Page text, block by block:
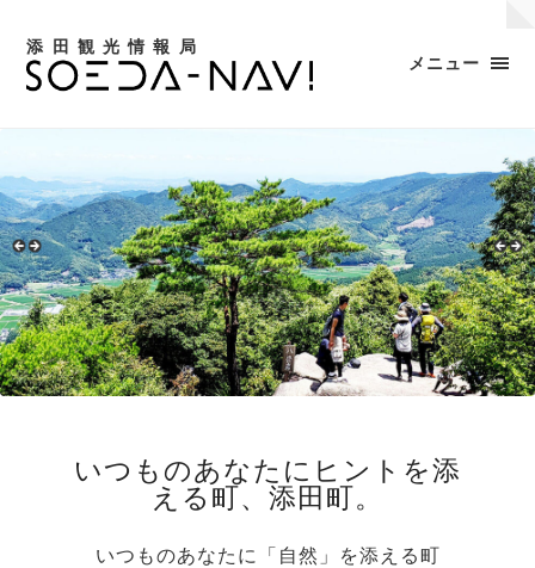
添田観光情報局
メニュー
いつものあなたにヒントを添
える町、添田町。
いつものあなたに「自然」を添える町